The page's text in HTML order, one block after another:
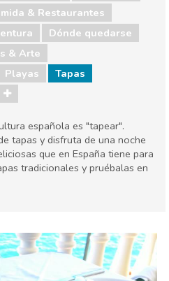
& Restaurantes
Dónde quedarse
& Arte
Playas
Tapas
española es "tapear".
tapas y disfruta de una noche
que en España tiene para
tradicionales y pruébalas en
& Restaurantes
Dónde quedarse